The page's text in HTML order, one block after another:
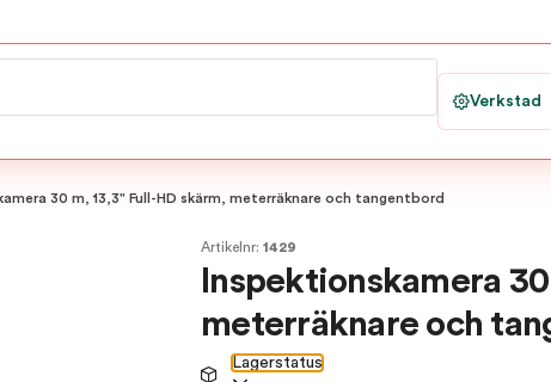
Verkstad
30 m, 13,3" Full-HD skärm, meterräknare och tangentbord
Artikelnr: 1429
Inspektionskamera
meterräknare och
Lagerstatus